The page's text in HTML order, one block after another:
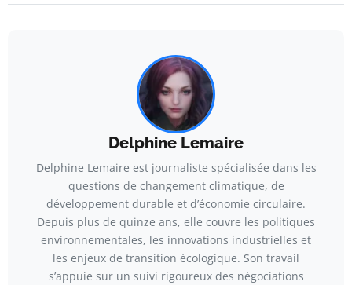
Delphine Lemaire
Delphine Lemaire est journaliste spécialisée dans les
questions de changement climatique, de
développement durable et d’économie circulaire.
Depuis plus de quinze ans, elle couvre les politiques
environnementales, les innovations industrielles et
les enjeux de transition écologique. Son travail
s’appuie sur un suivi rigoureux des négociations